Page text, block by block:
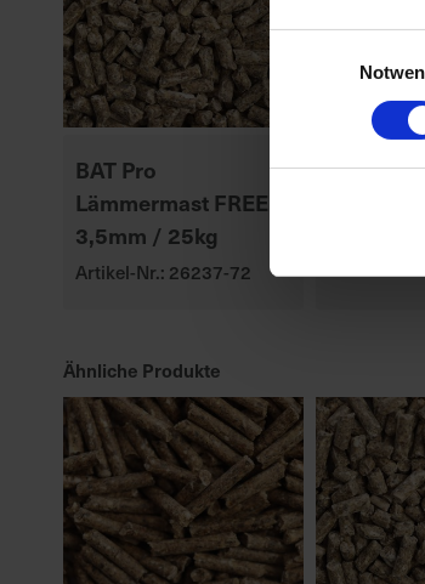
BAT Pro
Lämmermast FREE
3,5mm / 25kg
Artikel-Nr.: 26237-72
P8329
Ähnliche Produkte